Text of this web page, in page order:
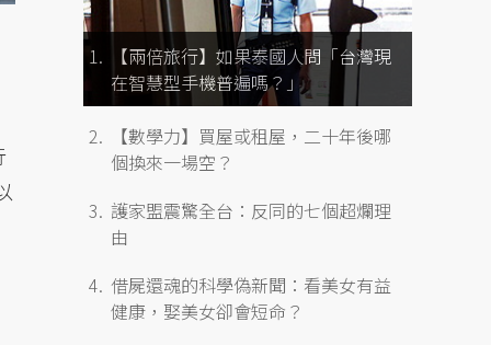
【兩倍旅行】如果泰國人問「台灣現
在智慧型手機普遍嗎？」
【數學力】買屋或租屋，二十年後哪
個換來一場空？
護家盟震驚全台：反同的七個超爛理
由
借屍還魂的科學偽新聞：看美女有益
健康，娶美女卻會短命？